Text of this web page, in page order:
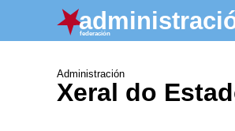
Administración
Xeral do